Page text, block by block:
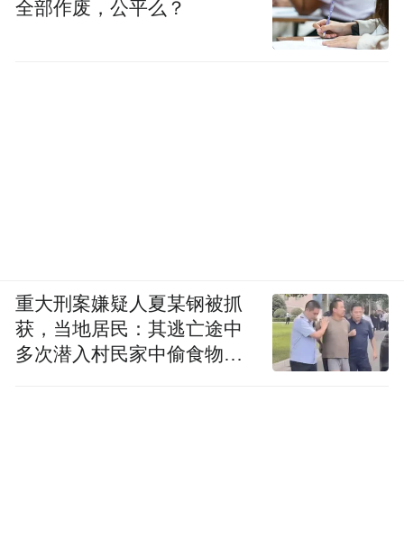
全部作废，公平么？
重大刑案嫌疑人夏某钢被抓
获，当地居民：其逃亡途中
多次潜入村民家中偷食物被